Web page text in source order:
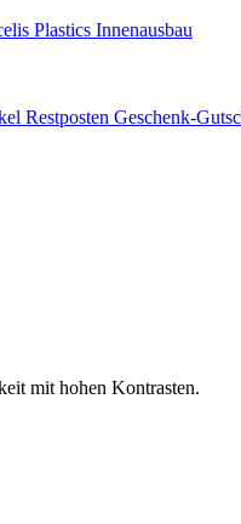
Plastics Innenausbau
Restposten Geschenk-
mit hohen Kontrasten.